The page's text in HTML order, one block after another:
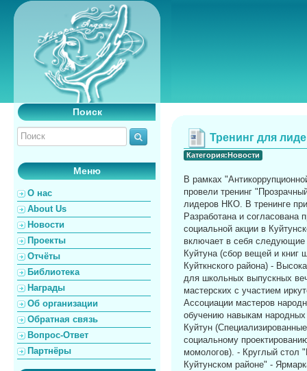
Поиск
Меню
О нас
About Us
Новости
Проекты
Отчёты
Библиотека
Награды
Об организации
Обратная связь
Вопрос-Ответ
Партнёры
Тренинг для
Категория:Новости
В рамках
провели тренинг
лидеров НКО. В тренинге
Разработана и согласована
социальной акции в
включает в себя следующие
Куйтуна (сбор вещей и книг
Куйткнского района) -
для школьных выпускных
мастерских с участием
Ассоциации мастеров
обучению навыкам
Куйтун
социальному
момологов). - Круглый стол
Куйтунском районе" -